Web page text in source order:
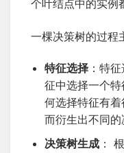
个叶结点中的实例
一棵决策树的过程
特征选择 ：特
征中选择一个
何选择特征有
而衍生出不同的
决策树生成 ：